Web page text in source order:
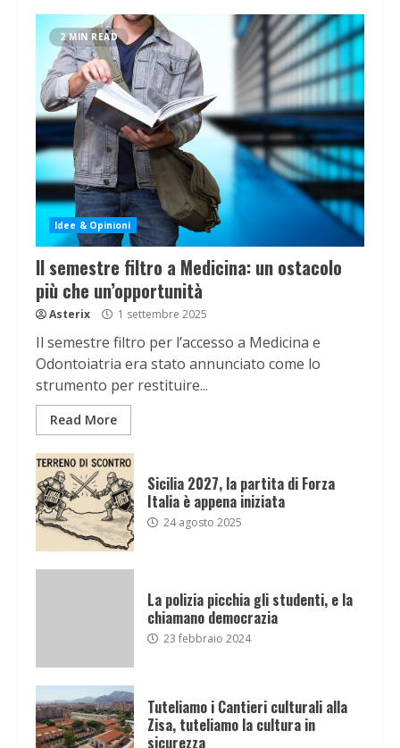
2 MIN READ
Idee & Opinioni
Il semestre filtro a Medicina: un ostacolo
più che un’opportunità
Asterix 1 settembre 2025
Il semestre filtro per l’accesso a Medicina e
Odontoiatria era stato annunciato come lo
strumento per restituire...
Read More
Sicilia 2027, la partita di Forza
Italia è appena iniziata
24 agosto 2025
La polizia picchia gli studenti, e la
chiamano democrazia
23 febbraio 2024
Tuteliamo i Cantieri culturali alla
Zisa, tuteliamo la cultura in
sicurezza